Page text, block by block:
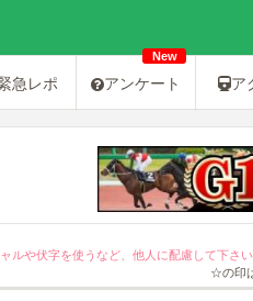
急レポ アンケート
New
ア
友達紹介キャンペーン２０％OFF！
や伏字を使うなど、他人に配慮して下さい
☆の印